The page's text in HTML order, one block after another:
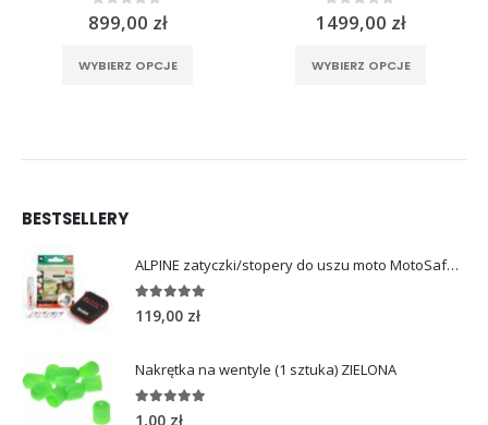
0out of 5
899,00 zł
WYBIERZ OPCJE
0out of 5
1499,00 zł
WYBIERZ OPCJE
BESTSELLERY
ALPINE zatyczki/stopery do uszu moto MotoSafe Pro
out of 5
119,00 zł
Nakrętka na wentyle (1 sztuka) ZIELONA
out of 5
1,00 zł